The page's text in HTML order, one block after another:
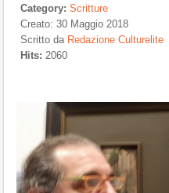
Category: Scritture
Creato: 30 Maggio 2018
Scritto da Redazione Culturelite
Hits: 2060